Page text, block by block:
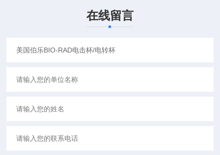
在线留言